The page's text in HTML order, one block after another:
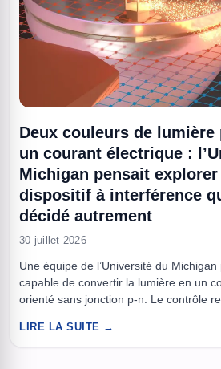
Deux couleurs de
un courant électrique :
Michigan pensait
dispositif à interférence
décidé autrement
30 juillet 2026
Une équipe de l’Université du
capable de convertir la lumière en un
orienté sans jonction p-n. Le contrôle
phase sur l’échelle des dizaines de
LIRE LA SUITE →